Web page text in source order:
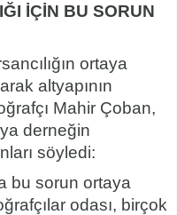
İÇİN BU SORUN
ortaya
altyapının
Mahir Çoban,
derneğin
söyledi:
bu sorun ortaya
odası, birçok